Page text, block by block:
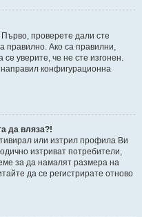
проверете дали сте
правилно. Ако са правилни,
уверите, че не сте изгонен.
конфигурационна
да вляза?!
или изтрил профила Ви
изтриват потребители,
за да намалят размера на
да се регистрирате отново